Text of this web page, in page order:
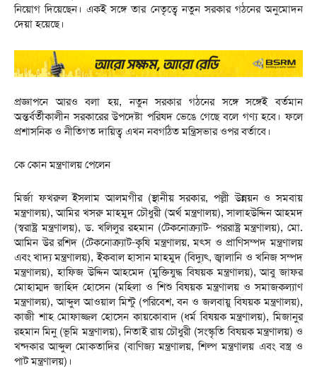
নিয়োগ দিয়েছেন। একই সঙ্গে তার নেতৃত্বে নতুন সরকার গঠনের অনুমোদন
দেয়া হয়েছে।
প্রজ্ঞাপনে আরও বলা হয়, নতুন সরকার গঠনের সঙ্গে সঙ্গেই বর্তমান
অন্তর্বর্তীকালীন সরকারের উপদেষ্টা পরিষদ ভেঙে গেছে বলে গণ্য হবে। ফলে
প্রশাসনিক ও নীতিগত দায়িত্ব এখন নবগঠিত মন্ত্রিসভার ওপর বর্তাবে।
কে কোন মন্ত্রণালয় পেলেন
মির্জা ফখরুল ইসলাম আলমগীর (স্থানীয় সরকার, পল্লী উন্নয়ন ও সমবায়
মন্ত্রণালয়), আমির খসরু মাহমুদ চৌধুরী (অর্থ মন্ত্রণালয়), সালাহউদ্দিন আহমদ
(স্বরাষ্ট্র মন্ত্রণালয়), ড. খলিলুর রহমান (টেকনোক্র্যাট- পররাষ্ট্র মন্ত্রণালয়), মো.
আমিন উর রশিদ (টেকনোক্র্যাট-কৃষি মন্ত্রণালয়, মৎস ও প্রাণিসম্পদ মন্ত্রণালয়
এবং খাদ্য মন্ত্রণালয়), ইকবাল হাসান মাহমুদ (বিদ্যুৎ, জ্বালানি ও খনিজ সম্পদ
মন্ত্রণালয়), হাফিজ উদ্দিন আহমেদ (মুক্তিযুদ্ধ বিষয়ক মন্ত্রণালয়), আবু জাফর
মোহাম্মদ জাহিদ হোসেন (মহিলা ও শিশু বিষয়ক মন্ত্রণালয় ও সমাজকল্যাণ
মন্ত্রণালয়), আব্দুল আওয়াল মিন্টু (পরিবেশ, বন ও জলবায়ু বিষয়ক মন্ত্রণালয়),
কাজী শাহ মোফাজ্জল হোসেন কায়কোবাদ (ধর্ম বিষয়ক মন্ত্রণালয়), মিজানুর
রহমান মিনু (ভূমি মন্ত্রণালয়), নিতাই রায় চৌধুরী (সংস্কৃতি বিষয়ক মন্ত্রণালয়) ও
খন্দকার আব্দুল মোকতাদির (বাণিজ্য মন্ত্রণালয়, শিল্প মন্ত্রণালয় এবং বস্ত্র ও
পাট মন্ত্রণালয়)।